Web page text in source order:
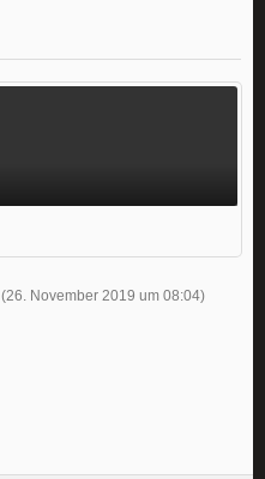
(26. November 2019 um 08:04)